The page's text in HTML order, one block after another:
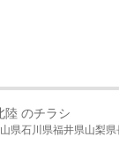
陸 のチラシ
県石川県福井県山梨県